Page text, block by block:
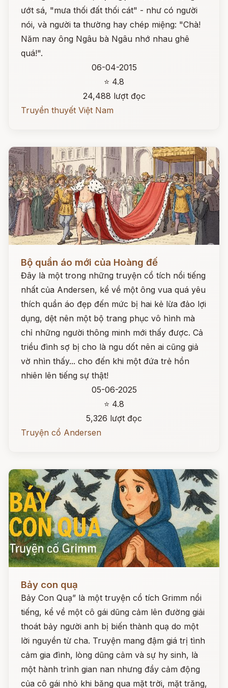
ướt sá, "mưa thối đất thối cát" - như có người
nói, và người ta thường hay chép miệng: "Chà!
Năm nay ông Ngâu bà Ngâu nhớ nhau ghê
quá!".
06-04-2015
⭐ 4.8
24,488 lượt đọc
Truyền thuyết Việt Nam
Bộ quần áo mới của Hoàng đế
Đây là một trong những truyện cổ tích nổi tiếng
nhất của Andersen, kể về một ông vua quá yêu
thích quần áo đẹp đến mức bị hai kẻ lừa đảo lợi
dụng, dệt nên một bộ trang phục vô hình mà
chỉ những người thông minh mới thấy được. Cả
triều đình sợ bị cho là ngu dốt nên ai cũng giả
vờ nhìn thấy... cho đến khi một đứa trẻ hồn
nhiên lên tiếng sự thật!
05-06-2025
⭐ 4.8
5,326 lượt đọc
Truyện cổ Andersen
Bảy con quạ
Bảy Con Quạ” là một truyện cổ tích Grimm nổi
tiếng, kể về một cô gái dũng cảm lên đường giải
thoát bảy người anh bị biến thành quạ do một
lời nguyền từ cha. Truyện mang đậm giá trị tình
cảm gia đình, lòng dũng cảm và sự hy sinh, là
một hành trình gian nan nhưng đầy cảm động
của cô gái nhỏ khi băng qua mặt trời, mặt trăng,